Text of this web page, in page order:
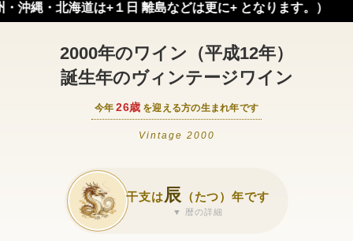
は+１日 離島などは更に+ となります。）
2000年のワイン（平成12年）
誕生年のヴィンテージワイン
今年 26歳 を迎える方の生まれ年です
Vintage 2000
干支は辰 （たつ）年です
▼ 暦の詳細